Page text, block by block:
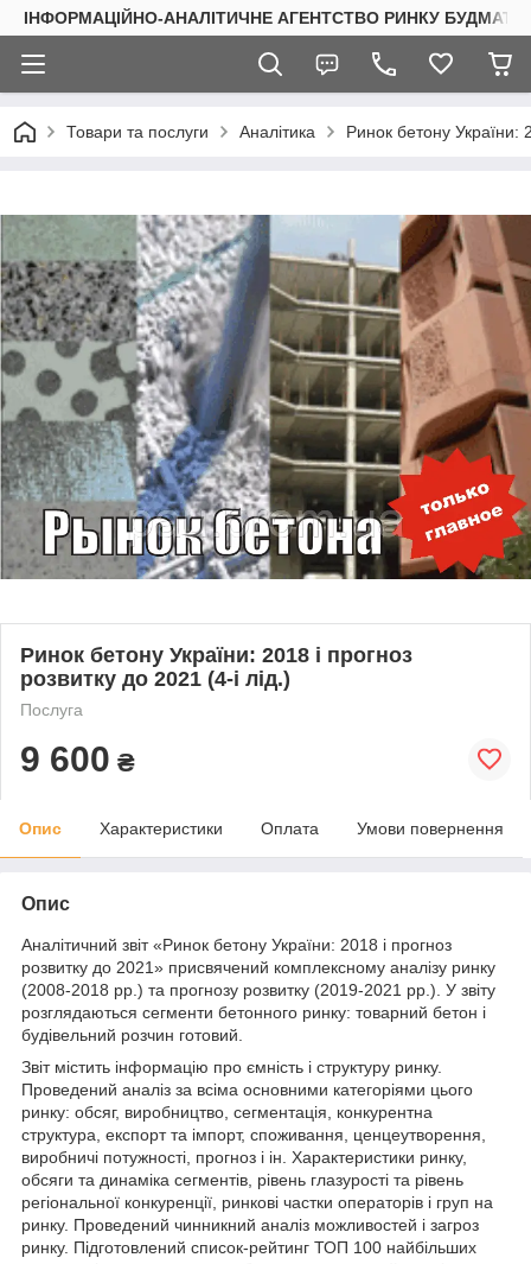
ІНФОРМАЦІЙНО-АНАЛІТИЧНЕ АГЕНТСТВО РИНКУ
Товари та послуги Аналітика Ринок бетону України:
Ринок бетону України: 2018 і прогноз
розвитку до 2021 (4-і лід.)
Послуга
9 600 ₴
Опис Характеристики Оплата Умови повернення
Опис
Аналітичний звіт «Ринок бетону України: 2018 і прогноз
розвитку до 2021» присвячений комплексному аналізу ринку
(2008-2018 рр.) та прогнозу розвитку (2019-2021 рр.). У звіту
розглядаються сегменти бетонного ринку: товарний бетон і
будівельний розчин готовий.
Звіт містить інформацію про ємність і структуру ринку.
Проведений аналіз за всіма основними категоріями цього
ринку: обсяг, виробництво, сегментація, конкурентна
структура, експорт та імпорт, споживання, ценцеутворення,
виробничі потужності, прогноз і ін. Характеристики ринку,
обсяги та динаміка сегментів, рівень глазурості та рівень
регіональної конкуренції, ринкові частки операторів і груп на
ринку. Проведений чинникний аналіз можливостей і загроз
ринку. Підготовлений список-рейтинг ТОП 100 найбільших